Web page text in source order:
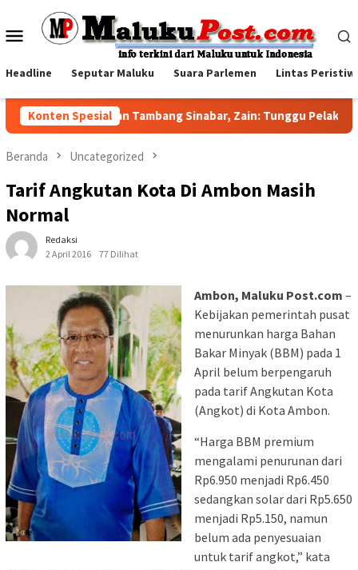
konten
Menu
Headline Seputar Maluku Suara Parlemen Lintas
Konten Spesial
Jawab Sorotan Tambang Sinabar, Zain: Tunggu Pelaksanaan
Beranda Uncategorized
Tarif Angkutan Kota Di Ambon Masih
Normal
Redaksi
2 April 2016
77 Dilihat
Ambon, Maluku Post.com –
Kebijakan pemerintah pusat
menurunkan harga Bahan
Bakar Minyak (BBM) pada 1
April belum berpengaruh
pada tarif Angkutan Kota
(Angkot) di Kota Ambon.
“Harga BBM premium
mengalami penurunan dari
Rp6.950 menjadi Rp6.450
sedangkan solar dari Rp5.650
menjadi Rp5.150, namun
belum ada penyesuaian
untuk tarif angkot,” kata